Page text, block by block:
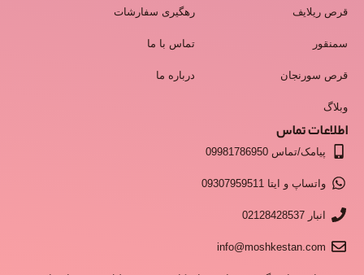
قرص ریلایف
سمنقور
قرص سورنجان
وبلاگ
رهگیری سفارشات
تماس با ما
درباره ما
اطلاعات تماس
پیامک/تماس 09981786950
واتساپ و ایتا 09307959511
انبار 02128428537
info@moshkestan.com